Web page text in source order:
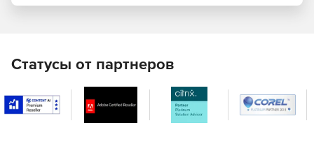
Управление событиями. Администраторы могут
настраивать правила, основанные на текущем
состоянии сервера:
Статусы от партнеров